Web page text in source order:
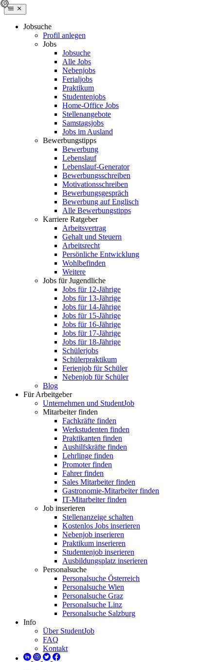
Jobsuche
Profil anlegen
Jobs
Jobsuche
Alle Jobs
Nebenjobs
Ferialjobs
Praktikum
Studentenjobs
Home-Office Jobs
Stellenangebote
Samstagsjobs
Jobs im Ausland
Bewerbungstipps
Bewerbung
Lebenslauf
Lebenslauf-Generator
Bewerbungsschreiben
Motivationsschreiben
Bewerbungsgespräch
Bewerbung auf Englisch
Alle Bewerbungstipps
Karriere Ratgeber
Arbeitsvertrag
Gehalt und Steuern
Arbeitsrecht
Persönliche Entwicklung
Wohlbefinden
Weitere
Jobs für Jugendliche
Jobs für 12-Jährige
Jobs für 13-Jährige
Jobs für 14-Jährige
Jobs für 15-Jährige
Jobs für 16-Jährige
Jobs für 17-Jährige
Jobs für 18-Jährige
Schülerjobs
Schülerpraktikum
Ferienjob für Schüler
Nebenjob für Schüler
Blog
Für Arbeitgeber
Unternehmen und StudentJob
Mitarbeiter finden
Fachkräfte finden
Werkstudenten finden
Praktikanten finden
Aushilfskräfte finden
Lehrlinge finden
Promoter finden
Fahrer finden
Sales Mitarbeiter finden
Gastronomie-Mitarbeiter finden
IT-Mitarbeiter finden
Job inserieren
Stellenanzeige schalten
Kostenlos Jobs inserieren
Nebenjob inserieren
Praktikum inserieren
Studentenjob inserieren
Ausbildungsplatz inserieren
Personalsuche
Personalsuche Österreich
Personalsuche Wien
Personalsuche Graz
Personalsuche Linz
Personalsuche Salzburg
Info
Über StudentJob
FAQ
Kontakt